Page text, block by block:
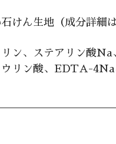
けん生地（成分詳
ン、ステアリン酸
リン酸、EDTA-